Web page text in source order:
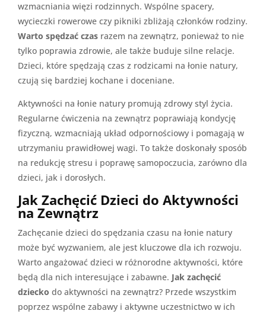
wzmacniania więzi rodzinnych. Wspólne spacery,
wycieczki rowerowe czy pikniki zbliżają członków rodziny.
Warto spędzać czas razem na zewnątrz, ponieważ to nie
tylko poprawia zdrowie, ale także buduje silne relacje.
Dzieci, które spędzają czas z rodzicami na łonie natury,
czują się bardziej kochane i doceniane.
Aktywności na łonie natury promują zdrowy styl życia.
Regularne ćwiczenia na zewnątrz poprawiają kondycję
fizyczną, wzmacniają układ odpornościowy i pomagają w
utrzymaniu prawidłowej wagi. To także doskonały sposób
na redukcję stresu i poprawę samopoczucia, zarówno dla
dzieci, jak i dorosłych.
Jak Zachęcić Dzieci do Aktywności
na Zewnątrz
Zachęcanie dzieci do spędzania czasu na łonie natury
może być wyzwaniem, ale jest kluczowe dla ich rozwoju.
Warto angażować dzieci w różnorodne aktywności, które
będą dla nich interesujące i zabawne. Jak zachęcić
dziecko do aktywności na zewnątrz? Przede wszystkim
poprzez wspólne zabawy i aktywne uczestnictwo w ich